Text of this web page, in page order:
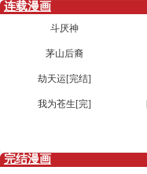
连载漫画
斗厌神
茅山后裔
劫天运[完结]
我为苍生[完]
完结漫画